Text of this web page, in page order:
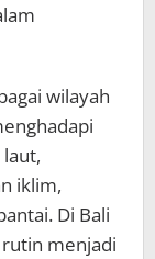
wilayah
iklim,
Di Bali
rutin menjadi